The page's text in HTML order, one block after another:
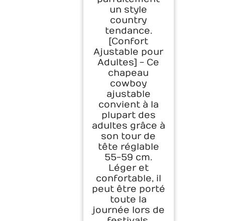
un style
country
tendance.
[Confort
Ajustable pour
Adultes] - Ce
chapeau
cowboy
ajustable
convient à la
plupart des
adultes grâce à
son tour de
tête réglable
55-59 cm.
Léger et
confortable, il
peut être porté
toute la
journée lors de